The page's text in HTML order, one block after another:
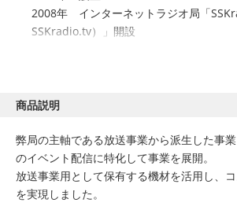
2008年 インターネットラジオ局「
SSKradio.tv）」開設
組供給
本格展開開始
＜受賞歴＞
・農林水産省 北海道農政事務所 主催「受
商品説明
弊局の主軸である放送事業から派生した事
のイベント配信に特化して事業を展開。
放送事業用として保有する機材を活用し、
を実現しました。